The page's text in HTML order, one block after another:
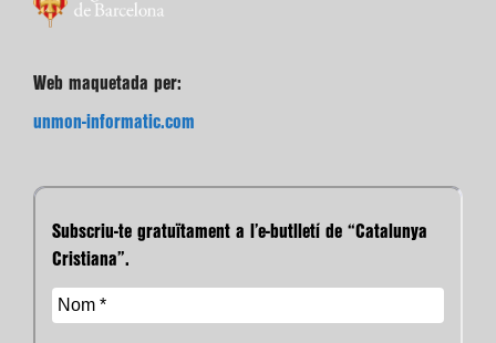
Web maquetada per:
unmon-informatic.com
Subscriu-te gratuïtament a l’e-butlletí de “Catalunya
Cristiana”.